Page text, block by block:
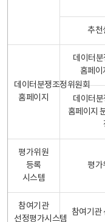
추천
데이터분쟁조정위원회
홈페이지
데이터분
홈페이
데이터분
홈페이지
평가위원
등록
시스템
평가
참여기관
선정평가시스템
참여기관